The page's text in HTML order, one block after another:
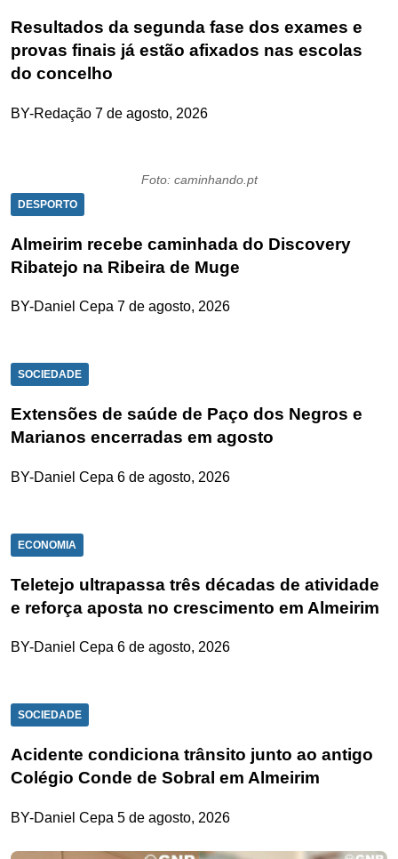
Resultados da segunda fase dos exames e
provas finais já estão afixados nas escolas
do concelho
BY-Redação 7 de agosto, 2026
Foto: caminhando.pt
DESPORTO
Almeirim recebe caminhada do Discovery
Ribatejo na Ribeira de Muge
BY-Daniel Cepa 7 de agosto, 2026
SOCIEDADE
Extensões de saúde de Paço dos Negros e
Marianos encerradas em agosto
BY-Daniel Cepa 6 de agosto, 2026
ECONOMIA
Teletejo ultrapassa três décadas de atividade
e reforça aposta no crescimento em Almeirim
BY-Daniel Cepa 6 de agosto, 2026
SOCIEDADE
Acidente condiciona trânsito junto ao antigo
Colégio Conde de Sobral em Almeirim
BY-Daniel Cepa 5 de agosto, 2026